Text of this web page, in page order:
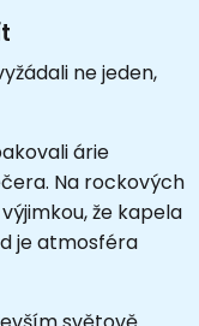
ne jeden,
árie
Na rockových
že kapela
je atmosféra